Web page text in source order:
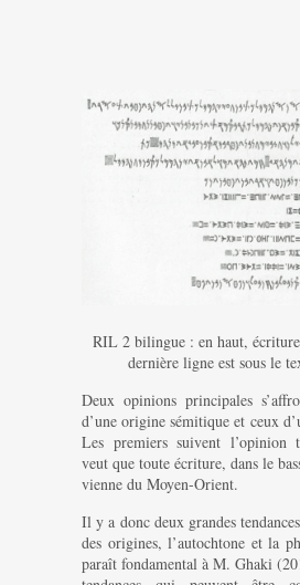
RIL 2 bilingue : en haut,
dernière ligne est sous le
Deux opinions principales
d’une origine sémitique et ceux
Les premiers suivent l’opinion
veut que toute écriture, dans le
vienne du Moyen-Orient.
Il y a donc deux grandes
des origines, l’autochtone et la
paraît fondamental à M. Ghaki